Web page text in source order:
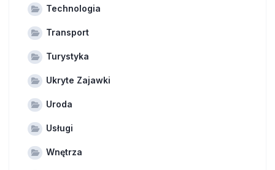
Technologia
Transport
Turystyka
Ukryte Zajawki
Uroda
Usługi
Wnętrza